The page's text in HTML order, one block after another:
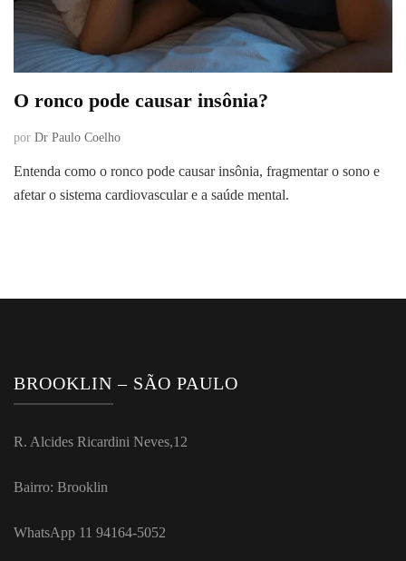
O ronco pode causar insônia?
por Dr Paulo Coelho
Entenda como o ronco pode causar insônia, fragmentar o sono e
afetar o sistema cardiovascular e a saúde mental.
BROOKLIN – SÃO PAULO
R. Alcides Ricardini Neves,12
Bairro: Brooklin
WhatsApp 11 94164-5052